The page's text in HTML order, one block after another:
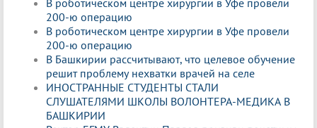
В роботическом центре хирургии в Уфе провели
200-ю операцию
В роботическом центре хирургии в Уфе провели
200-ю операцию
В Башкирии рассчитывают, что целевое обучение
решит проблему нехватки врачей на селе
ИНОСТРАННЫЕ СТУДЕНТЫ СТАЛИ
СЛУШАТЕЛЯМИ ШКОЛЫ ВОЛОНТЕРА-МЕДИКА В
БАШКИРИИ